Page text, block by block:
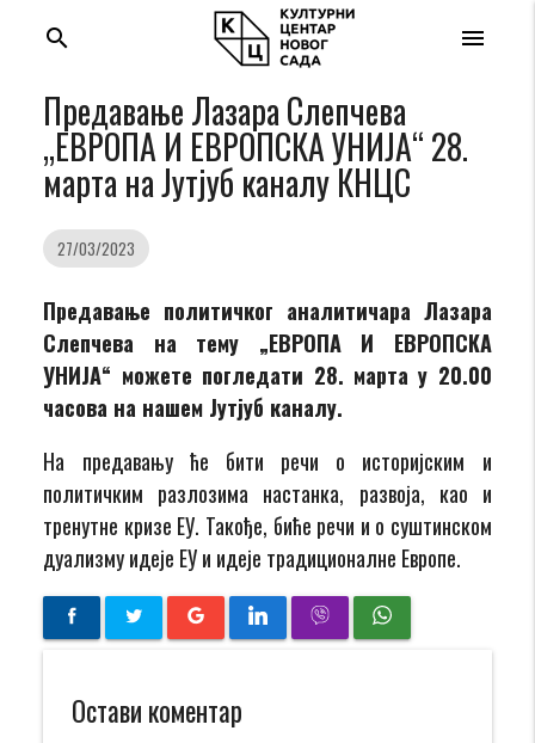
menu
search
Предавање Лазара Слепчева
„ЕВРОПА И ЕВРОПСКА УНИЈА“ 28.
марта на Јутјуб каналу КНЦС
27/03/2023
Предавање политичког аналитичара Лазара
Слепчева на тему „ЕВРОПА И ЕВРОПСКА
УНИЈА“ можете погледати 28. марта у 20.00
часова на нашем Јутјуб каналу.
На предавању ће бити речи о историјским и
политичким разлозима настанка, развоја, као и
тренутне кризе ЕУ. Такође, биће речи и о суштинском
дуализму идеје ЕУ и идеје традиционалне Европе.
Остави коментар